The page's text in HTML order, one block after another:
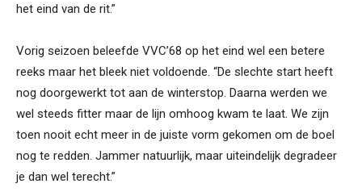
het eind van de rit.”
Vorig seizoen beleefde VVC’68 op het eind wel een betere
reeks maar het bleek niet voldoende. “De slechte start heeft
nog doorgewerkt tot aan de winterstop. Daarna werden we
wel steeds fitter maar de lijn omhoog kwam te laat. We zijn
toen nooit echt meer in de juiste vorm gekomen om de boel
nog te redden. Jammer natuurlijk, maar uiteindelijk degradeer
je dan wel terecht.”